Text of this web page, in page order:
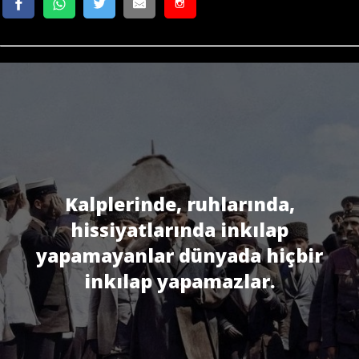
Kalplerinde, ruhlarında,
hissiyatlarında inkılap
yapamayanlar dünyada hiçbir
inkılap yapamazlar.